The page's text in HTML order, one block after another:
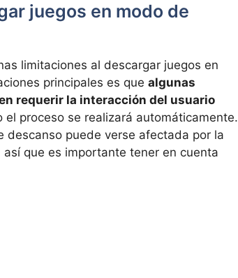
juegos en modo de
limitaciones al descargar juegos en
principales es que algunas
requerir la interacción del usuario
proceso se realizará automáticamente.
puede verse afectada por la
que es importante tener en cuenta